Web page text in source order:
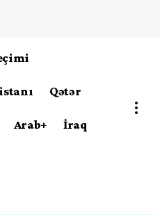
Qətər
Arab+ İraq